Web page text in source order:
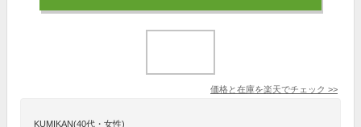
価格と在庫を楽天でチェック >>
KUMIKAN(40代・女性)